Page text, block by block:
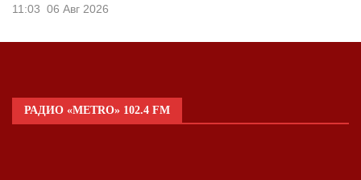
11:03 06 Авг 2026
РАДИО «METRO» 102.4 FM